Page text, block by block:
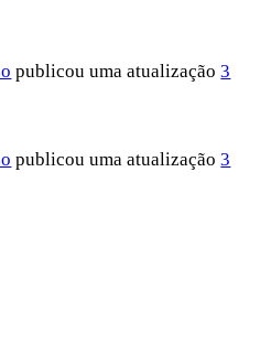
publicou uma atualização3
publicou uma atualização3